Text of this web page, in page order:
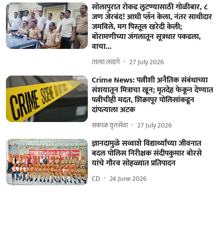
सोलापुरात रोकड लुटण्यासाठी गोळीबार, ८
जण जेरबंद! आधी प्लॅन केला, नंतर साथीदार
जमविले, मग पिस्तूल खरेदी केली;
बोरामणीच्या जंगलातून सूत्रधार पकडला,
वाचा...
तात्या लांडगे 27 July 2026
Crime News: पत्नीशी अनैतिक संबंधाच्या
संशयातून मित्राचा खून; मृतदेह फेकून देण्यात
पत्नीचीही मदत, शिक्रापूर पोलिसांकडून
दांपत्याला अटक
सकाळ वृत्तसेवा 27 July 2026
ज्ञानदामुळे सव्वाशे विद्यार्थ्यांच्या जीवनात
बदल पोलिस निरीक्षक संदीपकुमार बोरसे
यांचे गौरव सोहळ्यात प्रतिपादन
CD 24 June 2026